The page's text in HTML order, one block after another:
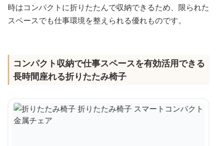
時はコンパクトに折りたたんで収納できるため、限られた
スペースでも仕事環境を整えられる優れものです。
コンパクト収納で仕事スペースを有効活用できる
長時間座れる折りたたみ椅子